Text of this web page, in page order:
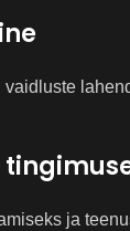
vaidluste
ja